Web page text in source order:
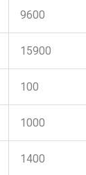
9600
15900
100
1000
1400